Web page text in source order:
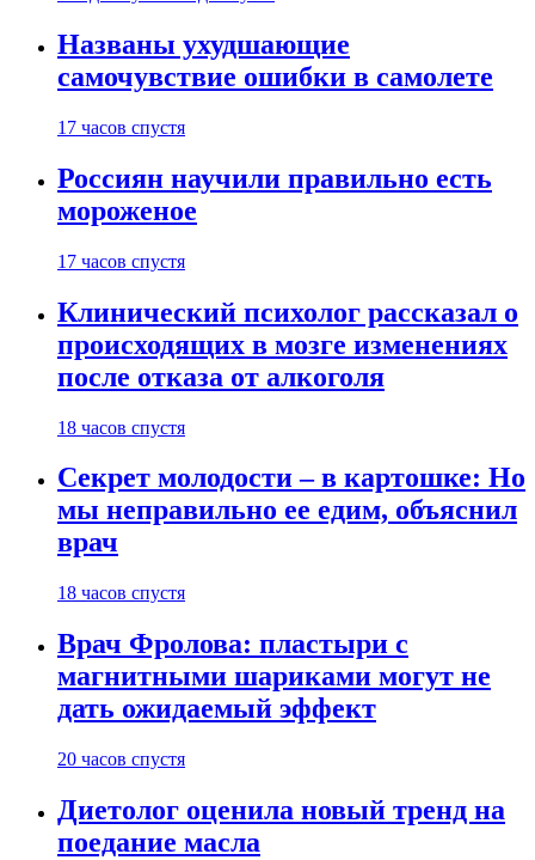
Названы ухудшающие
самочувствие ошибки в самолете
17 часов спустя
Россиян научили правильно есть
мороженое
17 часов спустя
Клинический психолог рассказал о
происходящих в мозге изменениях
после отказа от алкоголя
18 часов спустя
Секрет молодости – в картошке: Но
мы неправильно ее едим, объяснил
врач
18 часов спустя
Врач Фролова: пластыри с
магнитными шариками могут не
дать ожидаемый эффект
20 часов спустя
Диетолог оценила новый тренд на
поедание масла